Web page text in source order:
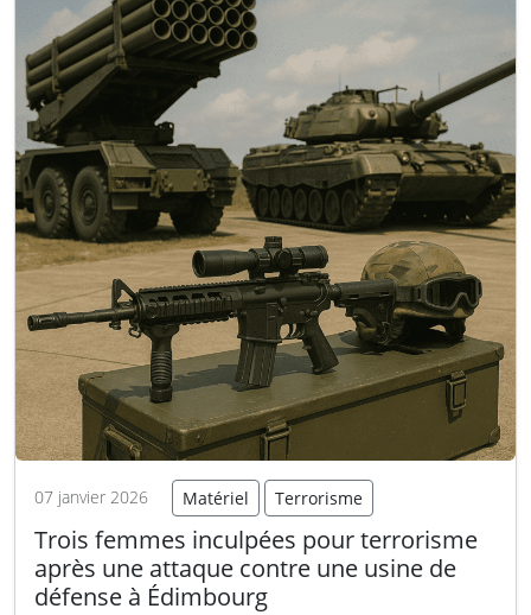
qui…Lire la suite
07 janvier 2026 Matériel Terrorisme
Trois femmes inculpées pour terrorisme
après une attaque contre une usine de
défense à Édimbourg